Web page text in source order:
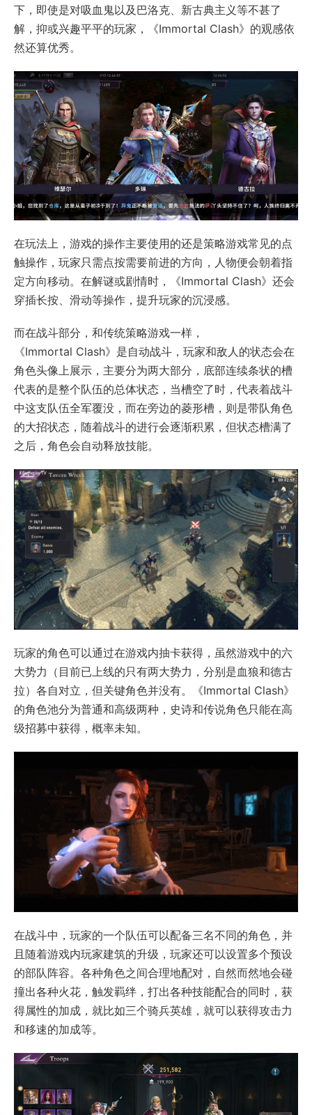
下，即使是对吸血鬼以及巴洛克、新古典主义等不甚了
解，抑或兴趣平平的玩家，《Immortal Clash》的观感依
然还算优秀。
在玩法上，游戏的操作主要使用的还是策略游戏常见的点
触操作，玩家只需点按需要前进的方向，人物便会朝着指
定方向移动。在解谜或剧情时，《Immortal Clash》还会
穿插长按、滑动等操作，提升玩家的沉浸感。
而在战斗部分，和传统策略游戏一样，
《Immortal Clash》是自动战斗，玩家和敌人的状态会在
角色头像上展示，主要分为两大部分，底部连续条状的槽
代表的是整个队伍的总体状态，当槽空了时，代表着战斗
中这支队伍全军覆没，而在旁边的菱形槽，则是带队角色
的大招状态，随着战斗的进行会逐渐积累，但状态槽满了
之后，角色会自动释放技能。
玩家的角色可以通过在游戏内抽卡获得，虽然游戏中的六
大势力（目前已上线的只有两大势力，分别是血狼和德古
拉）各自对立，但关键角色并没有。《Immortal Clash》
的角色池分为普通和高级两种，史诗和传说角色只能在高
级招募中获得，概率未知。
在战斗中，玩家的一个队伍可以配备三名不同的角色，并
且随着游戏内玩家建筑的升级，玩家还可以设置多个预设
的部队阵容。各种角色之间合理地配对，自然而然地会碰
撞出各种火花，触发羁绊，打出各种技能配合的同时，获
得属性的加成，就比如三个骑兵英雄，就可以获得攻击力
和移速的加成等。